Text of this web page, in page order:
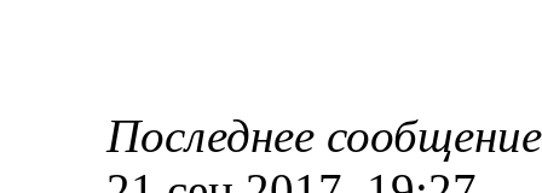
Последнее